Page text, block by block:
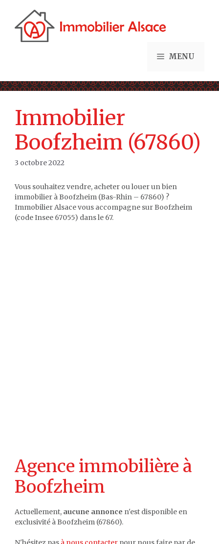
contenu
MENU
Immobilier
Boofzheim (67860)
3 octobre 2022
Vous souhaitez vendre, acheter ou louer un bien
immobilier à Boofzheim (Bas-Rhin – 67860) ?
Immobilier Alsace vous accompagne sur Boofzheim
(code Insee 67055) dans le 67.
Agence immobilière à
Boofzheim
Actuellement, aucune annonce n'est disponible en
exclusivité à Boofzheim (67860).